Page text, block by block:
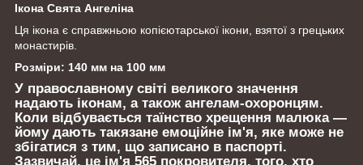
Ікона Свята Ангеліна
Ця ікона є справжньою копієютарської ікони, взятої з грецьких
монастирів.
Розміри: 140 мм на 100 мм
У православному світі великого значення
надають іконам, а також ангелам-охоронцям.
Коли відбувається таїнство хрещення малюка —
йому дають такязане емоційне ім'я, яке може не
збігатися з тим, що записано в паспорті.
Зазвичай, це ім'я 565 покровителя, того, хто